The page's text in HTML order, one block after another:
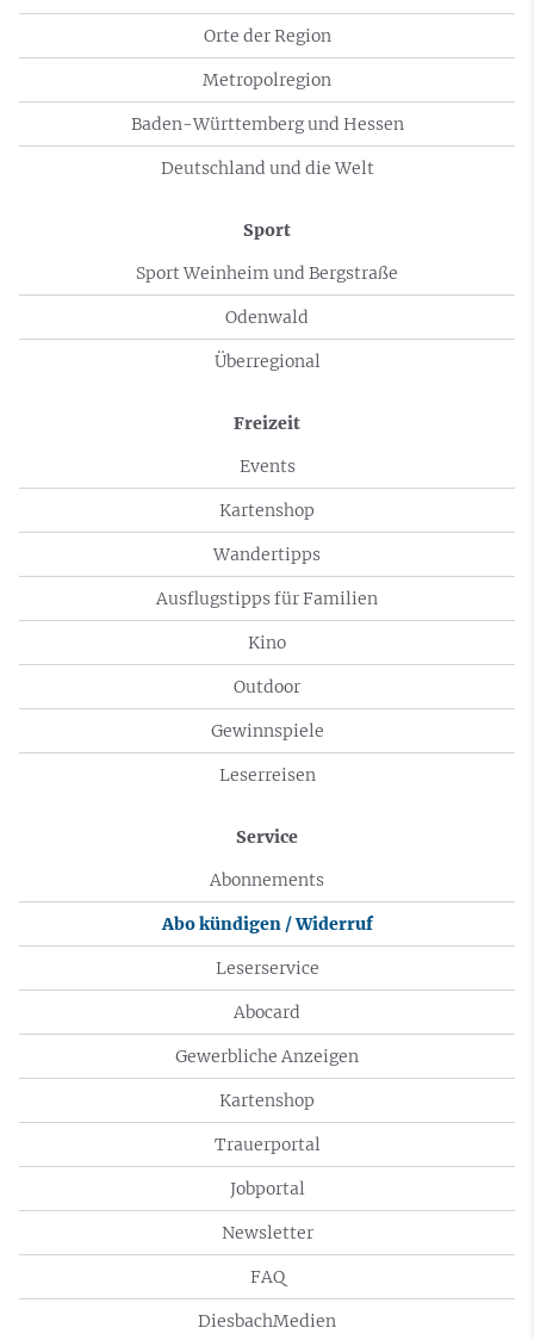
Orte der Region
Metropolregion
Baden-Württemberg und Hessen
Deutschland und die Welt
Sport
Sport Weinheim und Bergstraße
Odenwald
Überregional
Freizeit
Events
Kartenshop
Wandertipps
Ausflugstipps für Familien
Kino
Outdoor
Gewinnspiele
Leserreisen
Service
Abonnements
Abo kündigen / Widerruf
Leserservice
Abocard
Gewerbliche Anzeigen
Kartenshop
Trauerportal
Jobportal
Newsletter
FAQ
DiesbachMedien